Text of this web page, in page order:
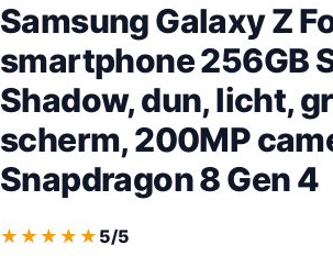
Samsung Galaxy Z
smartphone 256GB
Shadow, dun, licht,
scherm, 200MP
Snapdragon 8 Gen 4
★★★★★
★★★★★ 5/5